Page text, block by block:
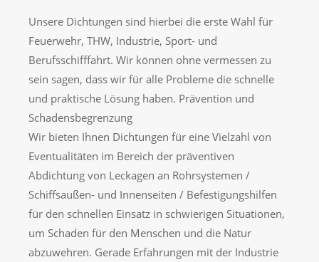
Unsere Dichtungen sind hierbei die erste Wahl für
Feuerwehr, THW, Industrie, Sport- und
Berufsschifffahrt. Wir können ohne vermessen zu
sein sagen, dass wir für alle Probleme die schnelle
und praktische Lösung haben. Prävention und
Schadensbegrenzung
Wir bieten Ihnen Dichtungen für eine Vielzahl von
Eventualitäten im Bereich der präventiven
Abdichtung von Leckagen an Rohrsystemen /
Schiffsaußen- und Innenseiten / Befestigungshilfen
für den schnellen Einsatz in schwierigen Situationen,
um Schaden für den Menschen und die Natur
abzuwehren. Gerade Erfahrungen mit der Industrie